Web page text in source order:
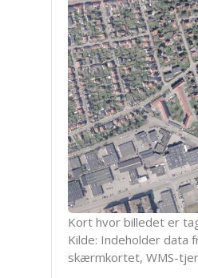
Kort hvor billedet er
Kilde: Indeholder data
skærmkortet, WMS-